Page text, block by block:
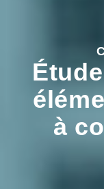
à